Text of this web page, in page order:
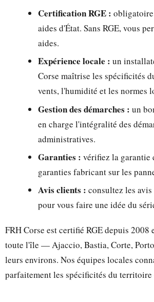
Certification RGE :
aides d'État. Sans RGE, vous
aides.
Expérience locale : un
Corse maîtrise les spécificités
vents, l'humidité et les normes
Gestion des démarches : un
en charge l'intégralité des
administratives.
Garanties : vérifiez la garantie
garanties fabricant sur les
Avis clients : consultez les
pour vous faire une idée du
FRH Corse est certifié RGE depuis
toute l'île — Ajaccio, Bastia, Corte,
leurs environs. Nos équipes locales
parfaitement les spécificités du territoire